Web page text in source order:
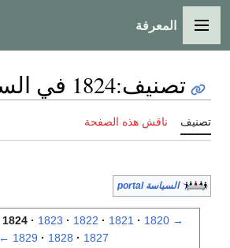
القائمة الرئيسية
المعرفة
تصنيف:1824 في السياسة
تصنيف ناقش هذه الصفحة
السياسة portal
→
1820
1821
1822
1823
1824
1827
1828
1829
←